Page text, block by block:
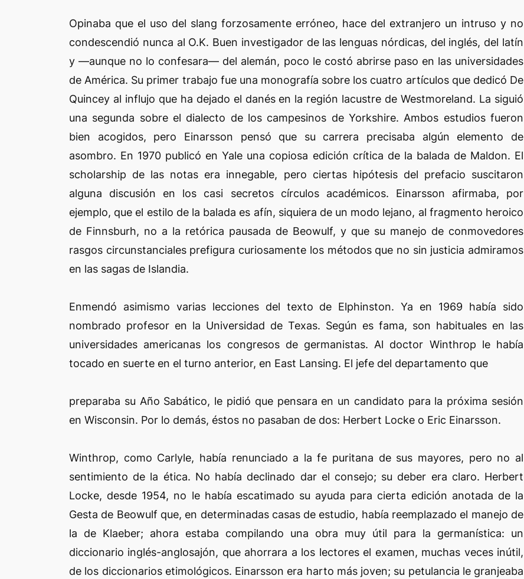
Opinaba que el uso del slang forzosamente erróneo, hace del extranjero un intruso y no
condescendió nunca al O.K. Buen investigador de las lenguas nórdicas, del inglés, del latín
y —aunque no lo confesara— del alemán, poco le costó abrirse paso en las universidades
de América. Su primer trabajo fue una monografía sobre los cuatro artículos que dedicó De
Quincey al influjo que ha dejado el danés en la región lacustre de Westmoreland. La siguió
una segunda sobre el dialecto de los campesinos de Yorkshire. Ambos estudios fueron
bien acogidos, pero Einarsson pensó que su carrera precisaba algún elemento de
asombro. En 1970 publicó en Yale una copiosa edición crítica de la balada de Maldon. El
scholarship de las notas era innegable, pero ciertas hipótesis del prefacio suscitaron
alguna discusión en los casi secretos círculos académicos. Einarsson afirmaba, por
ejemplo, que el estilo de la balada es afín, siquiera de un modo lejano, al fragmento heroico
de Finnsburh, no a la retórica pausada de Beowulf, y que su manejo de conmovedores
rasgos circunstanciales prefigura curiosamente los métodos que no sin justicia admiramos
en las sagas de Islandia.
Enmendó asimismo varias lecciones del texto de Elphinston. Ya en 1969 había sido
nombrado profesor en la Universidad de Texas. Según es fama, son habituales en las
universidades americanas los congresos de germanistas. Al doctor Winthrop le había
tocado en suerte en el turno anterior, en East Lansing. El jefe del departamento que
preparaba su Año Sabático, le pidió que pensara en un candidato para la próxima sesión
en Wisconsin. Por lo demás, éstos no pasaban de dos: Herbert Locke o Eric Einarsson.
Winthrop, como Carlyle, había renunciado a la fe puritana de sus mayores, pero no al
sentimiento de la ética. No había declinado dar el consejo; su deber era claro. Herbert
Locke, desde 1954, no le había escatimado su ayuda para cierta edición anotada de la
Gesta de Beowulf que, en determinadas casas de estudio, había reemplazado el manejo de
la de Klaeber; ahora estaba compilando una obra muy útil para la germanística: un
diccionario inglés-anglosajón, que ahorrara a los lectores el examen, muchas veces inútil,
de los diccionarios etimológicos. Einarsson era harto más joven; su petulancia le granjeaba